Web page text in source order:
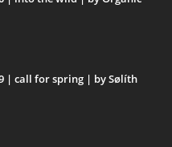
| call for spring | by Sølíth